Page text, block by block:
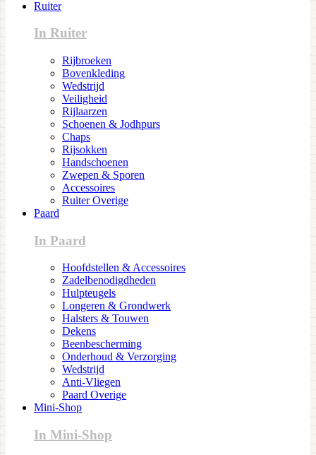
Ruiter
In Ruiter
Rijbroeken
Bovenkleding
Wedstrijd
Veiligheid
Rijlaarzen
Schoenen & Jodhpurs
Chaps
Rijsokken
Handschoenen
Zwepen & Sporen
Accessoires
Ruiter Overige
Paard
In Paard
Hoofdstellen & Accessoires
Zadelbenodigdheden
Hulpteugels
Longeren & Grondwerk
Halsters & Touwen
Dekens
Beenbescherming
Onderhoud & Verzorging
Wedstrijd
Anti-Vliegen
Paard Overige
Mini-Shop
In Mini-Shop